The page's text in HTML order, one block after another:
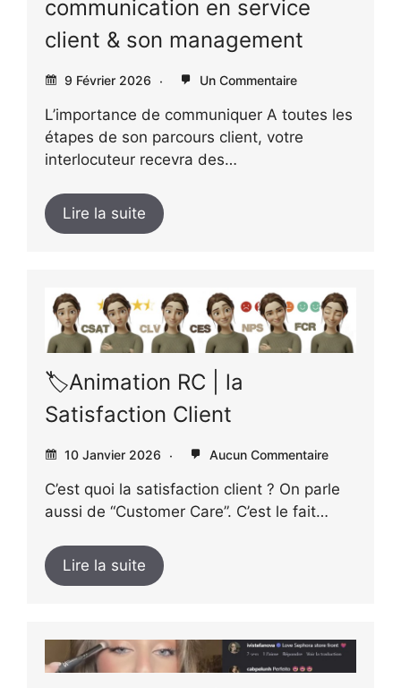
communication en service
client & son management
9 Février 2026 Un Commentaire
L’importance de communiquer A toutes les
étapes de son parcours client, votre
interlocuteur recevra des…
Lire la suite
🏷️Animation RC | la
Satisfaction Client
10 Janvier 2026 Aucun Commentaire
C’est quoi la satisfaction client ? On parle
aussi de “Customer Care”. C’est le fait…
Lire la suite